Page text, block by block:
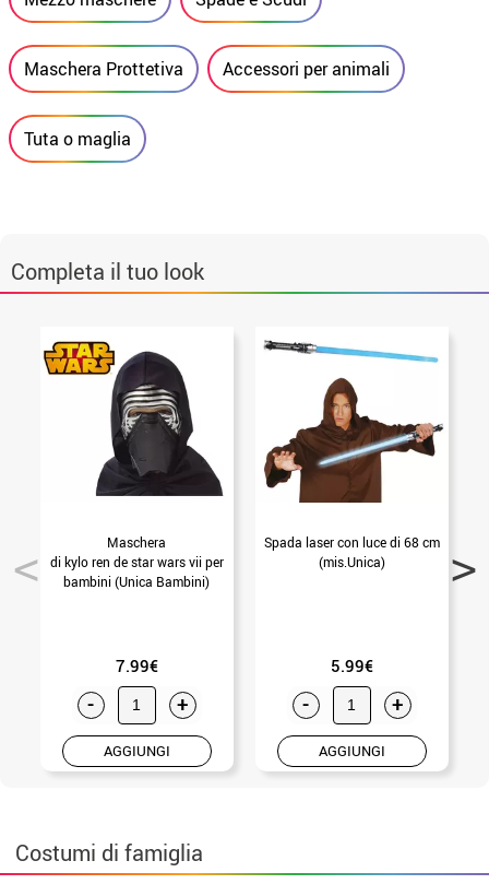
Maschera Prottetiva Accessori per animali
Tuta o maglia
Completa il tuo look
Maschera
di kylo ren de star wars vii per
bambini (Unica Bambini)
7.99€
- +
AGGIUNGI
Spada laser con luce di 68 cm
(mis.Unica)
5.99€
- +
AGGIUNGI
Costumi di famiglia